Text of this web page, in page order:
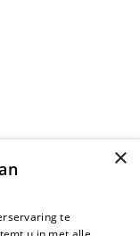
×
te